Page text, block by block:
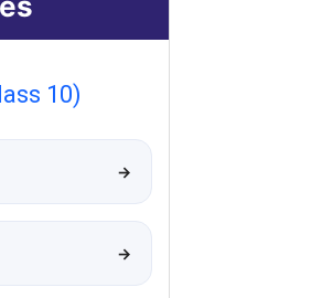
10)
→
→